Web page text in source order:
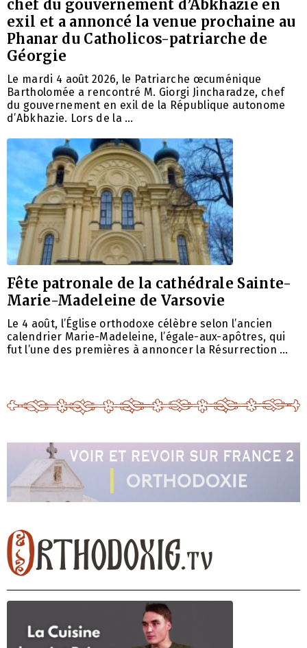
chef du gouvernement d’Abkhazie en
exil et a annoncé la venue prochaine au
Phanar du Catholicos-patriarche de
Géorgie
Le mardi 4 août 2026, le Patriarche œcuménique
Bartholomée a rencontré M. Giorgi Jincharadze, chef
du gouvernement en exil de la République autonome
d’Abkhazie. Lors de la …
Fête patronale de la cathédrale Sainte-
Marie-Madeleine de Varsovie
Le 4 août, l’Église orthodoxe célèbre selon l’ancien
calendrier Marie-Madeleine, l’égale-aux-apôtres, qui
fut l’une des premières à annoncer la Résurrection …